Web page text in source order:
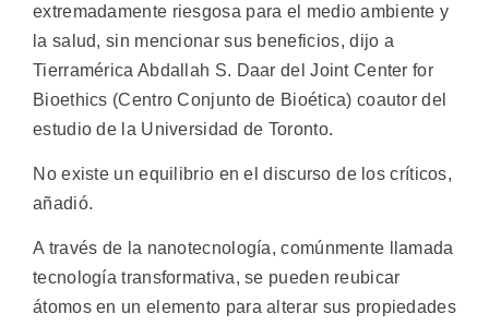
extremadamente riesgosa para el medio ambiente y
la salud, sin mencionar sus beneficios, dijo a
Tierramérica Abdallah S. Daar del Joint Center for
Bioethics (Centro Conjunto de Bioética) coautor del
estudio de la Universidad de Toronto.
No existe un equilibrio en el discurso de los críticos,
añadió.
A través de la nanotecnología, comúnmente llamada
tecnología transformativa, se pueden reubicar
átomos en un elemento para alterar sus propiedades